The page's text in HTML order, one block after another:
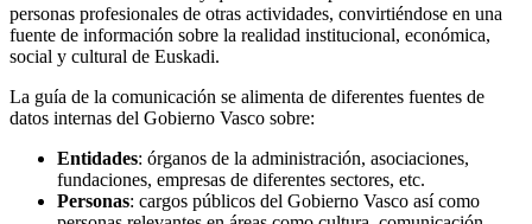
personas profesionales de otras actividades, convirtiéndose en una
fuente de información sobre la realidad institucional, económica,
social y cultural de Euskadi.
La guía de la comunicación se alimenta de diferentes fuentes de
datos internas del Gobierno Vasco sobre:
Entidades: órganos de la administración, asociaciones,
fundaciones, empresas de diferentes sectores, etc.
Personas: cargos públicos del Gobierno Vasco así como